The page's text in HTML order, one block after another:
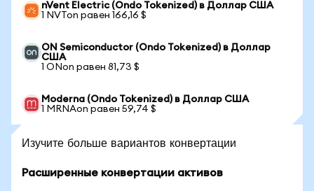
nVent Electric (Ondo Tokenized) в Доллар США
1 NVTon равен 166,16 $
ON Semiconductor (Ondo Tokenized) в Доллар
США
1 ONon равен 81,73 $
Moderna (Ondo Tokenized) в Доллар США
1 MRNAon равен 59,74 $
Изучите больше вариантов конвертации
Расширенные конвертации активов